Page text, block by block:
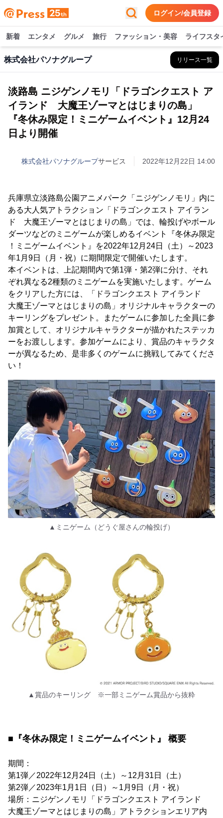
ログイン/会員登録
新着 エンタメ グルメ 旅行 ファッション・美容 ライフスタ
株式会社パソナグループ リリース一覧
淡路島 ニジゲンノモリ「ドラゴンクエスト ア
イランド 大魔王ゾーマとはじまりの島」
『冬休み限定！ミニゲームイベント』12月24
日より開催
株式会社パソナグループサービス 2022年12月22日 14:00
兵庫県立淡路島公園アニメパーク「ニジゲンノモリ」内に
ある大人気アトラクション「ドラゴンクエスト アイラン
ド 大魔王ゾーマとはじまりの島」では、輪投げやボール
ダーツなどのミニゲームが楽しめるイベント『冬休み限定
！ミニゲームイベント』を2022年12月24日（土）～2023
年1月9日（月・祝）に期間限定で開催いたします。
本イベントは、上記期間内で第1弾・第2弾に分け、それ
ぞれ異なる2種類のミニゲームを実施いたします。ゲーム
をクリアした方には、「ドラゴンクエスト アイランド
大魔王ゾーマとはじまりの島」オリジナルキャラクターの
キーリングをプレゼント。またゲームに参加した全員に参
加賞として、オリジナルキャラクターが描かれたステッカ
ーをお渡しします。参加ゲームにより、賞品のキャラクタ
ーが異なるため、是非多くのゲームに挑戦してみてくださ
い！
▲ミニゲーム（どうぐ屋さんの輪投げ）
▲賞品のキーリング ※一部ミニゲーム賞品から抜粋
■『冬休み限定！ミニゲームイベント』 概要
期間：
第1弾／2022年12月24日（土）～12月31日（土）
第2弾／2023年1月1日（日）～1月9日（月・祝）
場所：ニジゲンノモリ「ドラゴンクエスト アイランド
大魔王ゾーマとはじまりの島」アトラクションエリア内